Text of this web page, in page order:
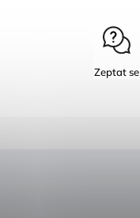
Zeptat se